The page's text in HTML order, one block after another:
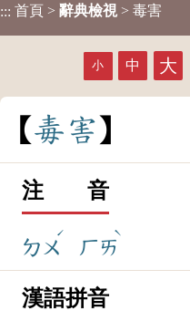
::: 首頁 > 辭典檢視 > 毒害
小 中 大
毒害
注 音
ㄉㄨ
ˊ
ㄏㄞ
ˋ
漢語拼音